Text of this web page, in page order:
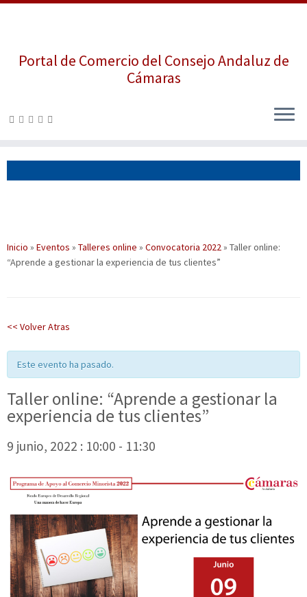
contenido
Portal de Comercio del Consejo Andaluz de
Cámaras
Inicio » Eventos » Talleres online » Convocatoria 2022» Taller online:
“Aprende a gestionar la experiencia de tus clientes”
<< Volver Atras
Este evento ha pasado.
Taller online: “Aprende a gestionar la
experiencia de tus clientes”
9 junio, 2022 : 10:00 - 11:30